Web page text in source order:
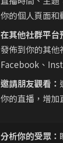
你的個人頁面和
在其他社群平台
發佈到你的其他
Facebook、
邀請朋友觀看：
你的直播，增加
分析你的受眾：